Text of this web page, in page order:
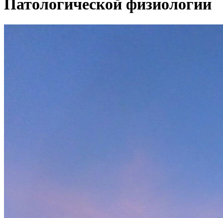
Патологической физиологии